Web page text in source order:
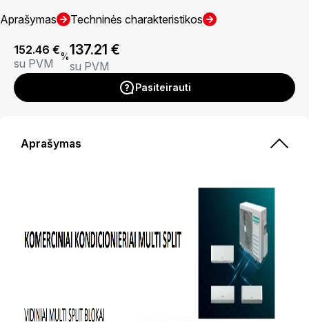
Aprašymas Techninės charakteristikos
152.46 €
su PVM
%137.21 €
su PVM
Pasiteirauti
Aprašymas